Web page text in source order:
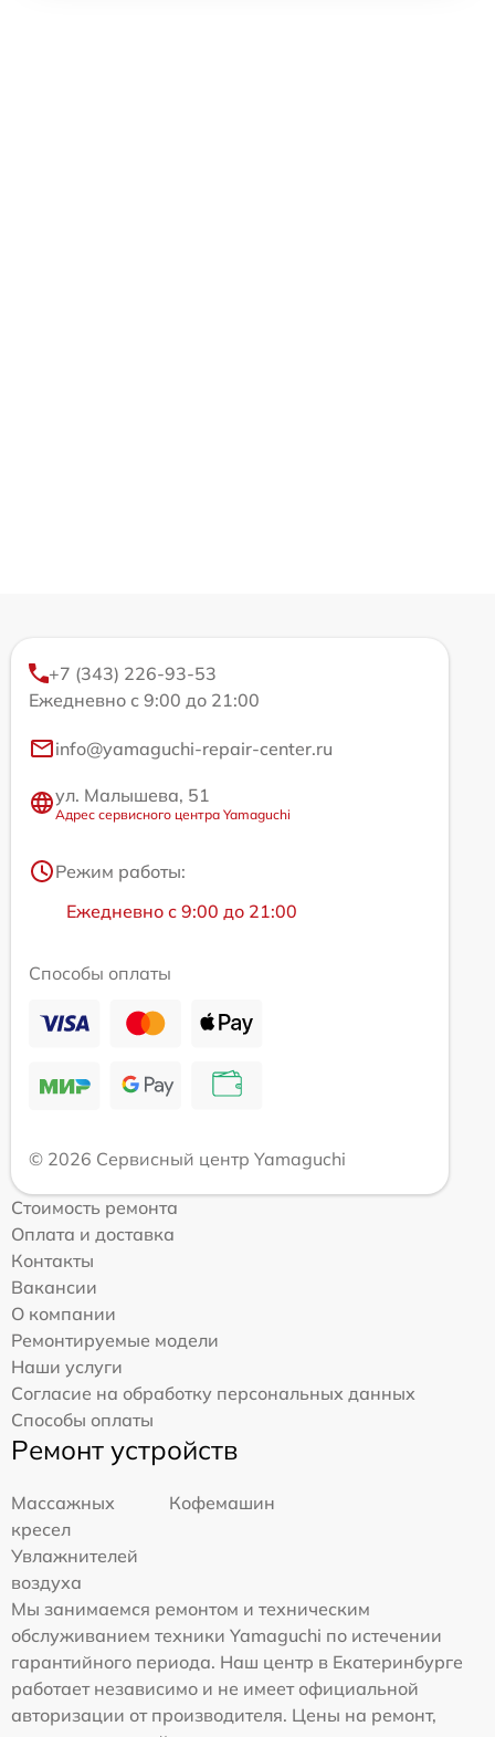
+7 (343) 226-93-53
Ежедневно с 9:00 до 21:00
info@yamaguchi-repair-center.ru
ул. Малышева, 51
Адрес сервисного центра Yamaguchi
Режим работы:
Ежедневно с 9:00 до 21:00
Способы оплаты
© 2026 Сервисный центр Yamaguchi
Стоимость ремонта
Оплата и доставка
Контакты
Вакансии
О компании
Ремонтируемые модели
Наши услуги
Согласие на обработку персональных данных
Способы оплаты
Ремонт устройств
Массажных
кресел
Кофемашин
Увлажнителей
воздуха
Мы занимаемся ремонтом и техническим
обслуживанием техники Yamaguchi по истечении
гарантийного периода. Наш центр в Екатеринбурге
работает независимо и не имеет официальной
авторизации от производителя. Цены на ремонт,